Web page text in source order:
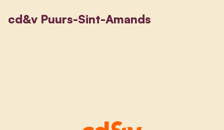
cd&v Puurs-Sint-Amands